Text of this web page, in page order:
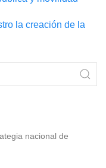
la creación de la
nacional de